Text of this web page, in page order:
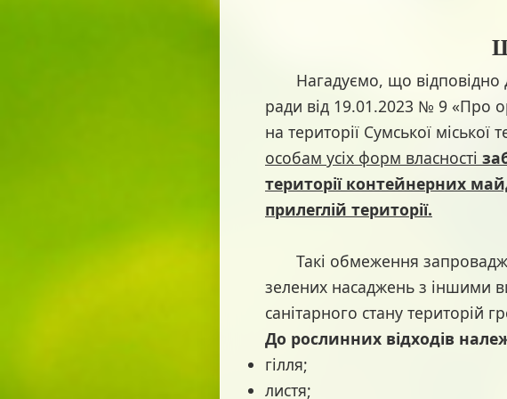
Нагадуємо, що відповідно
ради від 19.01.2023 № 9 «Про
на території Сумської міської
особам усіх форм власності
території контейнерних
прилеглій території.
Такі обмеження
зелених насаджень з іншими
санітарного стану територій
До рослинних відходів
гілля;
листя;